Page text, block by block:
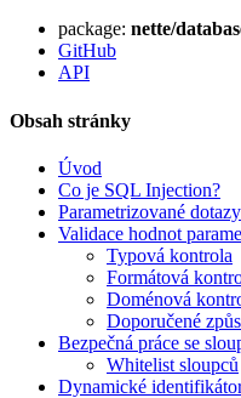
Našli jste na této stránce
Ukaž na GitHubu
Nahlásit problém s touto
package: nette/
GitHub
API
Obsah stránky
Úvod
Co je SQL Injection?
Parametrizované dotazy
Validace hodnot
Typová kontrola
Formátová
Doménová
Doporučené
Bezpečná práce se
Whitelist sloupců
Dynamické